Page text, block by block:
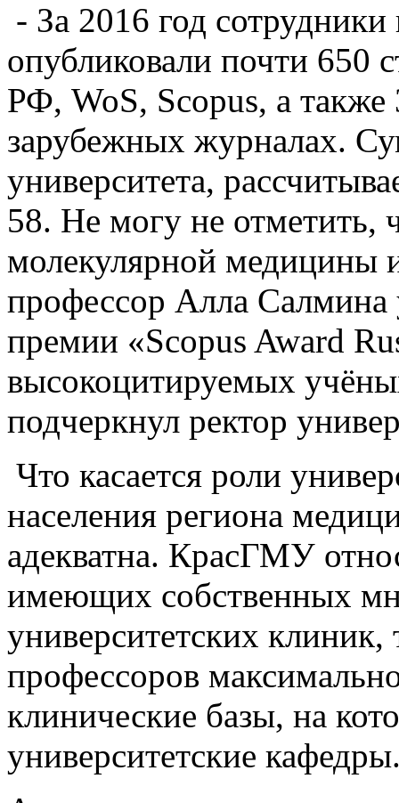
- За 2016 год
опубликовали почти 650
РФ, WoS, Scopus, а
зарубежных журналах.
университета,
58. Не могу не отметить,
молекулярной
профессор Алла Салмина
премии «Scopus Award
высокоцитируемых
подчеркнул ректор
Что касается роли
населения региона
адекватна. КрасГМУ
имеющих собственных
университетских
профессоров
клинические базы, на
университетские